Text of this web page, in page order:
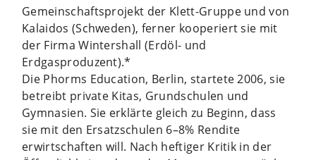
Gemeinschaftsprojekt der Klett-Gruppe und von
Kalaidos (Schweden), ferner kooperiert sie mit
der Firma Wintershall (Erdöl- und
Erdgasproduzent).*
Die Phorms Education, Berlin, startete 2006, sie
betreibt private Kitas, Grundschulen und
Gymnasien. Sie erklärte gleich zu Beginn, dass
sie mit den Ersatzschulen 6–8% Rendite
erwirtschaften will. Nach heftiger Kritik in der